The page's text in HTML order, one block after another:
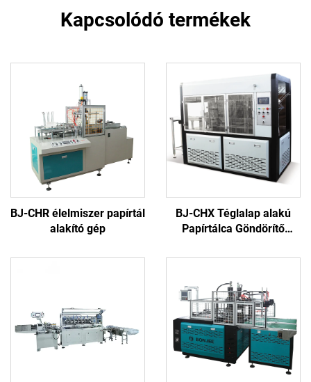
Kapcsolódó termékek
BJ-CHR élelmiszer papírtál
alakító gép
BJ-CHX Téglalap alakú
Papírtálca Göndörítő